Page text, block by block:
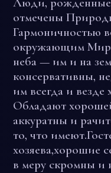
отмечены
Гармоничностью
окружающим
неба — им и на
консервативны,
им всегда и
Обладают
аккуратны и
то, что
хозяева,хорошие
в меру скромны и